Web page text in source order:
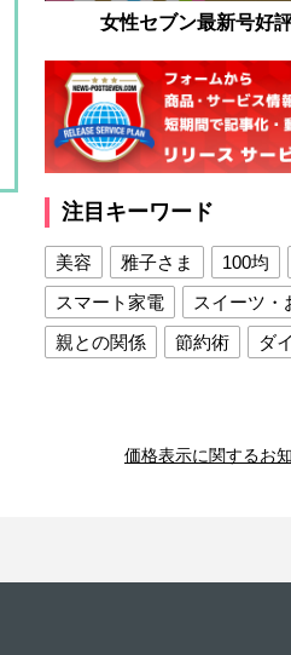
女性セブン最新号好
注目キーワード
美容 雅子さま 100均
スマート家電
スイーツ・
親との関係
節約術
ダ
夫との関係
新津春子
価格表示に関するお